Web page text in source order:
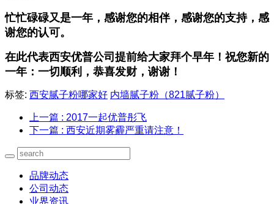
忙忙碌碌又是一年，感谢您的相伴，感谢您的支持，感
谢您的认可。
在此代表西安优普公司提前给大家拜个早年！祝您新的
一年：一切顺利，恭喜发财，谢谢！
标签: 西安腻子粉哪家好 内墙腻子粉（821腻子粉）
上一篇 : 2017一起优普彤飞
下一篇 : 西安近期雾霾严重请注意！
品牌动态
公司动态
业界资讯